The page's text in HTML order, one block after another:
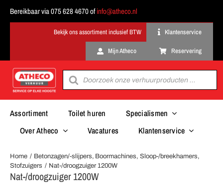
Bereikbaar via 075 628 4670 ofinfo@atheco.nl
Klantenservice
Mijn Atheco Reservering
Producten
zoeken
Assortiment Toilet huren
Specialismen
Over Atheco
Vacatures Klantenservice
Home Betonzagen/-slijpers Boormachines Sloop-/breekhamers
Stofzuigers
Nat-/droogzuiger 1200W
Nat-/droogzuiger 1200W